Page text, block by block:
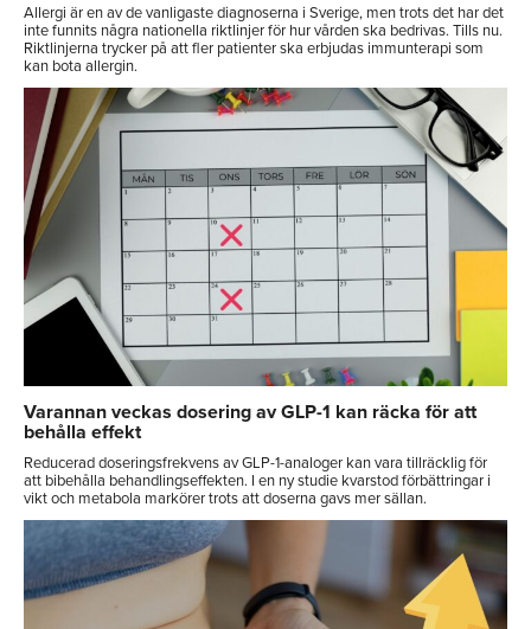
Allergi är en av de vanligaste diagnoserna i Sverige, men trots det har det
inte funnits några nationella riktlinjer för hur vården ska bedrivas. Tills nu.
Riktlinjerna trycker på att fler patienter ska erbjudas immunterapi som
kan bota allergin.
Varannan veckas dosering av GLP-1 kan räcka för att
behålla effekt
Reducerad doseringsfrekvens av GLP-1-analoger kan vara tillräcklig för
att bibehålla behandlingseffekten. I en ny studie kvarstod förbättringar i
vikt och metabola markörer trots att doserna gavs mer sällan.